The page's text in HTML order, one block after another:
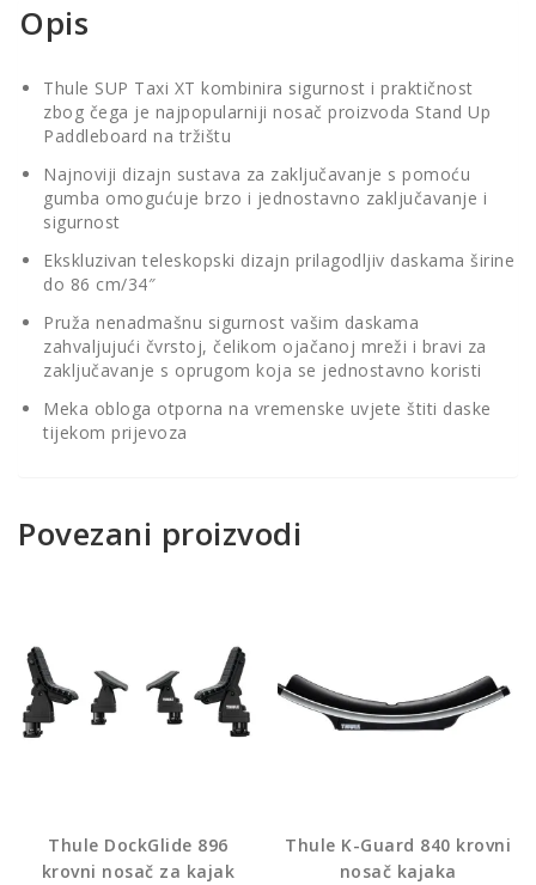
Opis
Thule SUP Taxi XT kombinira sigurnost i praktičnost
zbog čega je najpopularniji nosač proizvoda Stand Up
Paddleboard na tržištu
Najnoviji dizajn sustava za zaključavanje s pomoću
gumba omogućuje brzo i jednostavno zaključavanje i
sigurnost
Ekskluzivan teleskopski dizajn prilagodljiv daskama širine
do 86 cm/34″
Pruža nenadmašnu sigurnost vašim daskama
zahvaljujući čvrstoj, čelikom ojačanoj mreži i bravi za
zaključavanje s oprugom koja se jednostavno koristi
Meka obloga otporna na vremenske uvjete štiti daske
tijekom prijevoza
Povezani proizvodi
Thule DockGlide 896
krovni nosač za kajak
Thule K-Guard 840 krovni
nosač kajaka